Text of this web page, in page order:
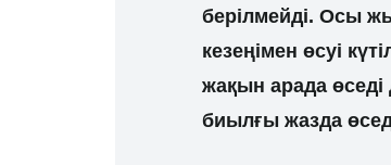
берілмейді. Осы
кезеңімен өсуі
жақын арада
биылғы жазда